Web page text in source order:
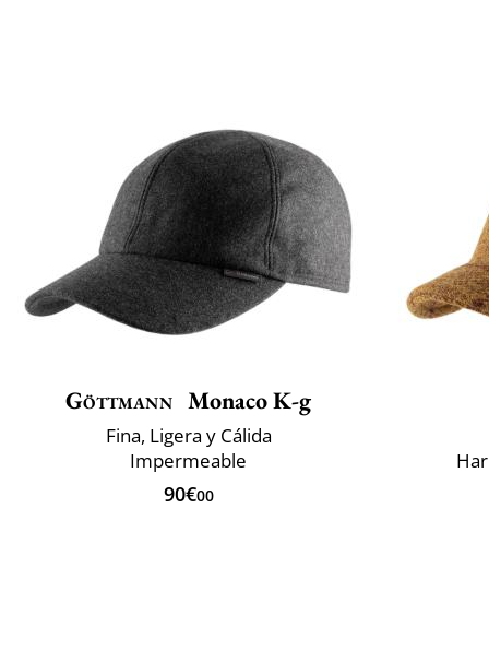
Göttmann Monaco K-g
Fina, Ligera y Cálida
Impermeable
90€00